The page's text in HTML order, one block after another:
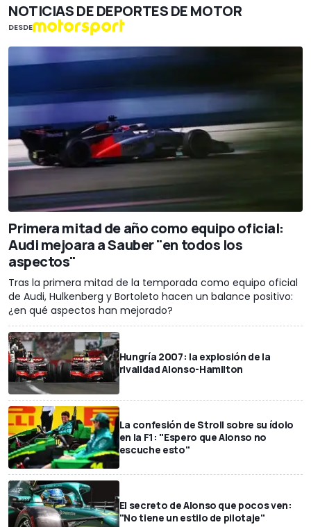
NOTICIAS DE DEPORTES DE MOTOR
DESDE
Primera mitad de año como equipo oficial:
Audi mejoara a Sauber "en todos los
aspectos"
Tras la primera mitad de la temporada como equipo oficial
de Audi, Hulkenberg y Bortoleto hacen un balance positivo:
¿en qué aspectos han mejorado?
Hungría 2007: la explosión de la
rivalidad Alonso-Hamilton
La confesión de Stroll sobre su ídolo
en la F1: "Espero que Alonso no
escuche esto"
El secreto de Alonso que pocos ven:
"No tiene un estilo de pilotaje"